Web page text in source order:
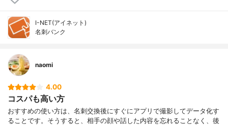
I-NET(アイネット)
名刺バンク
naomi
4.00
コスパも高い方
おすすめの使い方は、名刺交換後にすぐにアプリで撮影してデータ化す
ることです。そうすると、相手の顔や話した内容を忘れることなく、後